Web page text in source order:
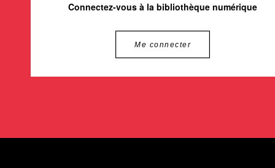
Connectez-vous à la bibliothèque numérique
Me connecter